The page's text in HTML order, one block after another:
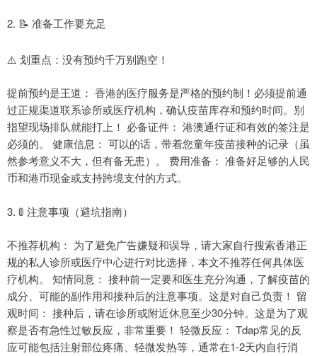
2. 📝 准备工作要充足
⚠️ 划重点：没有预约千万别跑空！
提前预约是王道： 香港的医疗服务是严格的预约制！必须提前通
过正规渠道联系诊所或医疗机构，确认疫苗库存和预约时间。别
指望现场排队就能打上！ 必备证件： 港澳通行证和有效的签注是
必须的。 健康信息： 可以的话，带着您童年疫苗接种的记录（虽
然参考意义不大，但有备无患）。 费用准备： 准备好足够的人民
币和港币现金或支持跨境支付的方式。
3. 🚦 注意事项（避坑指南）
不推荐机构： 为了避免广告嫌疑和误导，请大家自行搜索香港正
规的私人诊所或医疗中心进行对比选择，本文不推荐任何具体医
疗机构。 知情同意： 接种前一定要和医生充分沟通，了解疫苗的
成分、可能的副作用和接种后的注意事项。这是对自己负责！ 留
观时间： 接种后，请在诊所或附近休息至少30分钟。这是为了观
察是否有急性过敏反应，非常重要！ 轻微反应： Tdap常见的反
应可能包括注射部位疼痛、轻微发热等，通常在1-2天内自行消